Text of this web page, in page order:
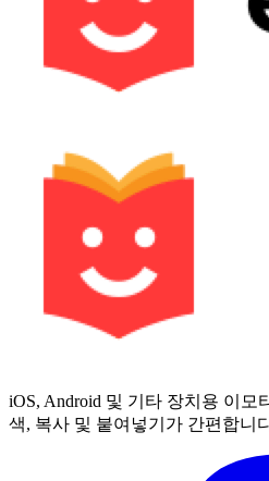
iOS, Android 및 기타 장치용 이모
색, 복사 및 붙여넣기가 간편합니